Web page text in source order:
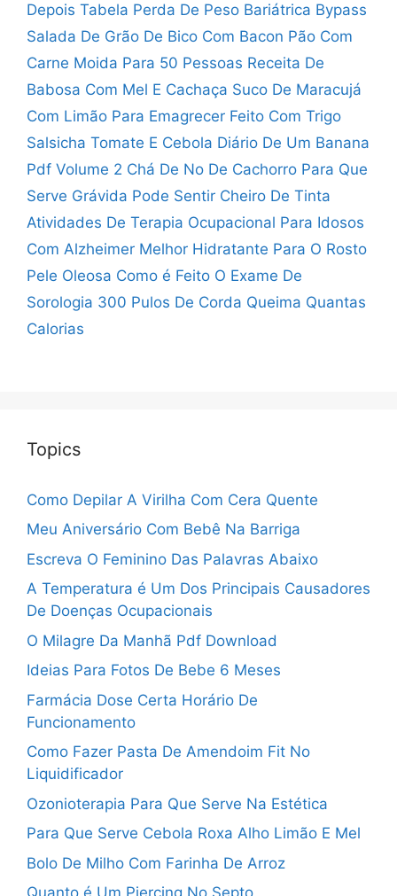
Depois Tabela Perda De Peso Bariátrica Bypass
Salada De Grão De Bico Com Bacon Pão Com
Carne Moida Para 50 Pessoas Receita De
Babosa Com Mel E Cachaça Suco De Maracujá
Com Limão Para Emagrecer Feito Com Trigo
Salsicha Tomate E Cebola Diário De Um Banana
Pdf Volume 2 Chá De No De Cachorro Para Que
Serve Grávida Pode Sentir Cheiro De Tinta
Atividades De Terapia Ocupacional Para Idosos
Com Alzheimer Melhor Hidratante Para O Rosto
Pele Oleosa Como é Feito O Exame De
Sorologia 300 Pulos De Corda Queima Quantas
Calorias
Topics
Como Depilar A Virilha Com Cera Quente
Meu Aniversário Com Bebê Na Barriga
Escreva O Feminino Das Palavras Abaixo
A Temperatura é Um Dos Principais Causadores
De Doenças Ocupacionais
O Milagre Da Manhã Pdf Download
Ideias Para Fotos De Bebe 6 Meses
Farmácia Dose Certa Horário De
Funcionamento
Como Fazer Pasta De Amendoim Fit No
Liquidificador
Ozonioterapia Para Que Serve Na Estética
Para Que Serve Cebola Roxa Alho Limão E Mel
Bolo De Milho Com Farinha De Arroz